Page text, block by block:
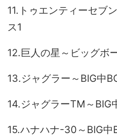
11.トゥエンティーセブ
ス1
12.巨人の星～ビッグボ
13.ジャグラー～BIG中
14.ジャグラーTM～BIG
15.ハナハナ-30～BIG中